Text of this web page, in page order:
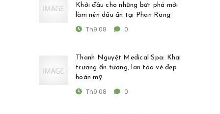
Khởi đầu cho những bứt phá mới
làm nên dấu ấn tại Phan Rang
Th9 08 0
Thanh Nguyệt Medical Spa: Khai
trương ấn tượng, lan tỏa vẻ đẹp
hoàn mỹ
Th9 08 0